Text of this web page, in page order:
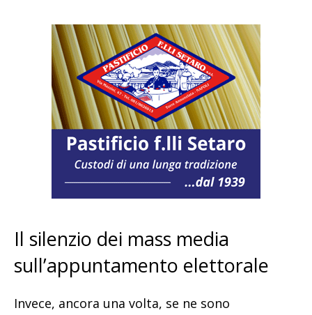
Il silenzio dei mass media
sull’appuntamento elettorale
Invece, ancora una volta, se ne sono